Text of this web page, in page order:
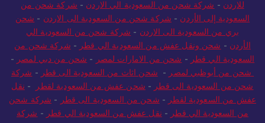
للاردن -شركة شحن من السعودية الي الاردن -شركة شحن من
السعودية إلى الأردن -شركة شحن من السعودية الى الاردن -شحن
بري من السعودية الى الاردن -شركة شحن من السعودية الي
الأردن -شحن ونقل عفش من السعودية الي قطر-شركة شحن من
السعودية الي قطر-شحن من الامارات لمصر-شحن من دبي لمصر-
شحن من أبوظبي لمصر-شحن اثاث من السعودية الى قطر-شركة
شحن من السعودية الى قطر-شحن عفش من السعودية لقطر-نقل
عفش من السعودية لقطر-شحن من السعودية الى قطر- شركة شحن
من السعودية الي قطر-نقل عفش من السعودية الي قطر-شركة